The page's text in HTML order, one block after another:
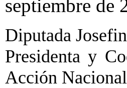
septiembre de
Diputada
Presidenta y
Acción Nacional